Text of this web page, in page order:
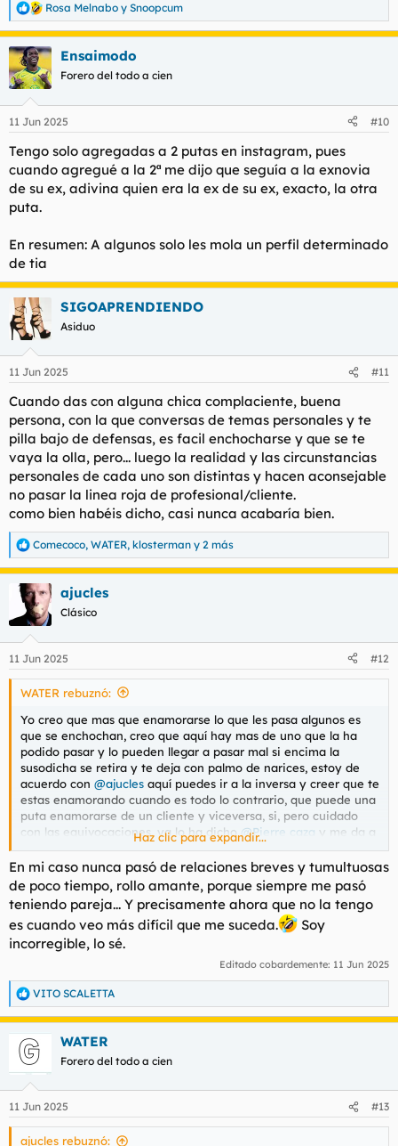
R
e
a
c
c
i
e
:
Rosa Melnabo y Snoopcum
Ensaimodo
Forero del todo a cien
11 Jun 2025 #10
Tengo solo agregadas a 2 putas en instagram, pues
cuando agregué a la 2ª me dijo que seguía a la exnovia
de su ex, adivina quien era la ex de su ex, exacto, la otra
puta.
En resumen: A algunos solo les mola un perfil determinado
de tia
SIGOAPRENDIENDO
Asiduo
11 Jun 2025 #11
Cuando das con alguna chica complaciente, buena
persona, con la que conversas de temas personales y te
pilla bajo de defensas, es facil enchocharse y que se te
vaya la olla, pero... luego la realidad y las circunstancias
personales de cada uno son distintas y hacen aconsejable
no pasar la linea roja de profesional/cliente.
como bien habéis dicho, casi nunca acabaría bien.
R
e
a
c
i
e
s
Comecoco, WATER, klosterman y 2 más
ajucles
Clásico
11 Jun 2025 #12
WATER rebuznó:
Yo creo que mas que enamorarse lo que les pasa algunos es
que se enchochan, creo que aquí hay mas de uno que la ha
podido pasar y lo pueden llegar a pasar mal si encima la
susodicha se retira y te deja con palmo de narices, estoy de
acuerdo con @ajucles aquí puedes ir a la inversa y creer que te
estas enamorando cuando es todo lo contrario, que puede una
puta enamorarse de un cliente y viceversa, si, pero cuidado
con las equivocaciones, ya lo ha dicho @Pierre caza y me da a
la nariz que ha pasado por eso, yo no he pasado por eso, no he
estado mas de dos veces con una puta, pero vamos que te
quedes pillado con una por supuesto.
Haz clic para expandir...
En mi caso nunca pasó de relaciones breves y tumultuosas
de poco tiempo, rollo amante, porque siempre me pasó
teniendo pareja... Y precisamente ahora que no la tengo
es cuando veo más difícil que me suceda.
Soy
incorregible, lo sé.
Editado cobardemente: 11 Jun 2025
R
e
a
c
c
i
e
s
VITO SCALETTA
WATER
Forero del todo a cien
11 Jun 2025 #13
ajucles rebuznó: